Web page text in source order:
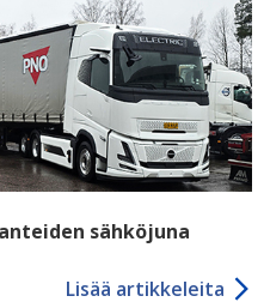
sähköjuna
Lisää artikkeleita